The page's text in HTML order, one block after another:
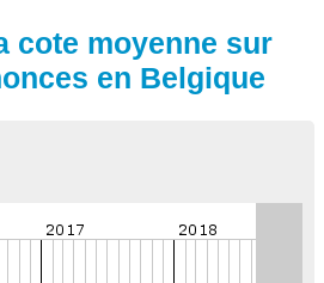
cote moyenne sur
en Belgique